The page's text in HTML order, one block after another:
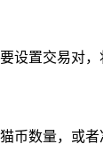
设置交易对
数量，或